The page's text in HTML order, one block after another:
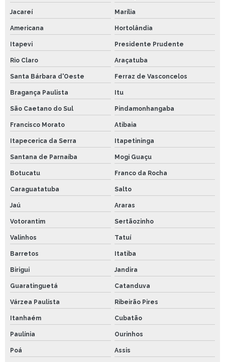
Jacareí Marília
Americana Hortolândia
Itapevi Presidente Prudente
Rio Claro Araçatuba
Santa Bárbara d'Oeste Ferraz de Vasconcelos
Bragança Paulista Itu
São Caetano do Sul Pindamonhangaba
Francisco Morato Atibaia
Itapecerica da Serra Itapetininga
Santana de Parnaíba Mogi Guaçu
Botucatu Franco da Rocha
Caraguatatuba Salto
Jaú Araras
Votorantim Sertãozinho
Valinhos Tatuí
Barretos Itatiba
Birigui Jandira
Guaratinguetá Catanduva
Várzea Paulista Ribeirão Pires
Itanhaém Cubatão
Paulínia Ourinhos
Poá Assis